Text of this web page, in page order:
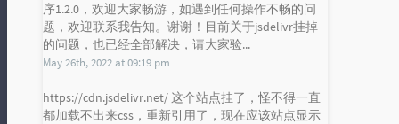
发布统计图
Loading...
序1.2.0，欢迎大家畅游，如遇到任何操作不畅的问
题，欢迎联系我告知。谢谢！目前关于jsdelivr挂掉
的问题，也已经全部解决，请大家验...
May 26th, 2022 at 09:19 pm
https://cdn.jsdelivr.net/ 这个站点挂了，怪不得一直
都加载不出来css，重新引用了，现在应该站点显示
这节课我们来一起看一下 discuz 的站
点信息管理和注册控制吧。站点信息
2018 年 01 月 20 日
暂无评论